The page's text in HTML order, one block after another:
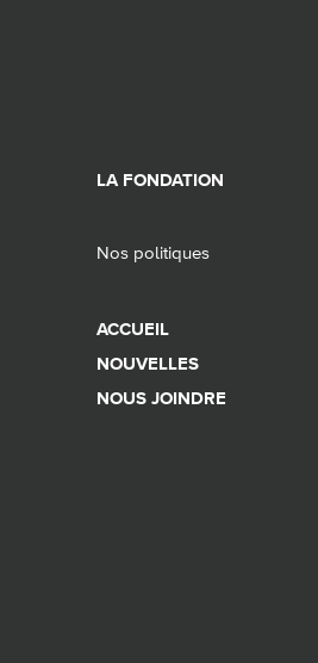
LA FONDATION
Nos politiques
ACCUEIL
NOUVELLES
NOUS JOINDRE